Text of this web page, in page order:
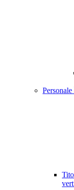
Personale